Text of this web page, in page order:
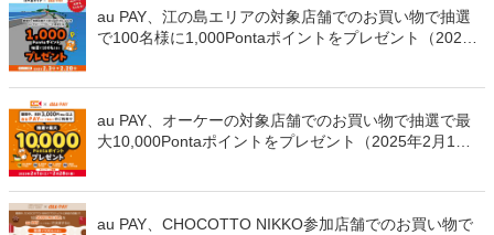
au PAY、江の島エリアの対象店舗でのお買い物で抽選
で100名様に1,000Pontaポイントをプレゼント（2025
au PAY、オーケーの対象店舗でのお買い物で抽選で最
大10,000Pontaポイントをプレゼント（2025年2月1日
au PAY、CHOCOTTO NIKKO参加店舗でのお買い物で